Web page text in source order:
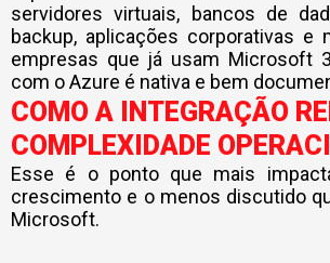
servidores virtuais, bancos de
backup, aplicações corporativas e
empresas que já usam Microsoft
com o Azure é nativa e bem
COMO A INTEGRAÇÃO
COMPLEXIDADE
Esse é o ponto que mais
crescimento e o menos discutido
Microsoft.